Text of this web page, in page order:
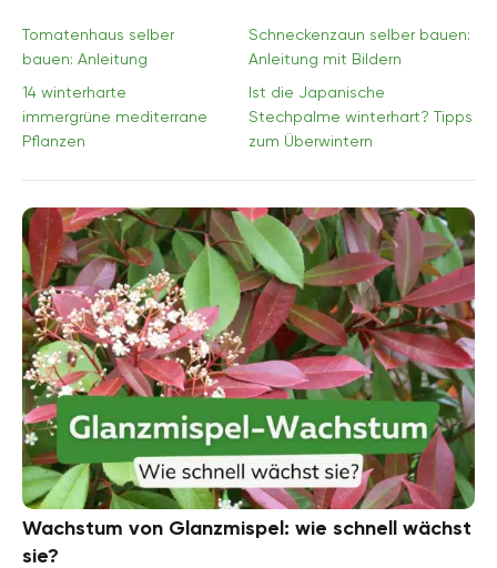
Tomatenhaus selber
bauen: Anleitung
Schneckenzaun selber bauen:
Anleitung mit Bildern
14 winterharte
immergrüne mediterrane
Pflanzen
Ist die Japanische
Stechpalme winterhart? Tipps
zum Überwintern
Wachstum von Glanzmispel: wie schnell wächst
sie?